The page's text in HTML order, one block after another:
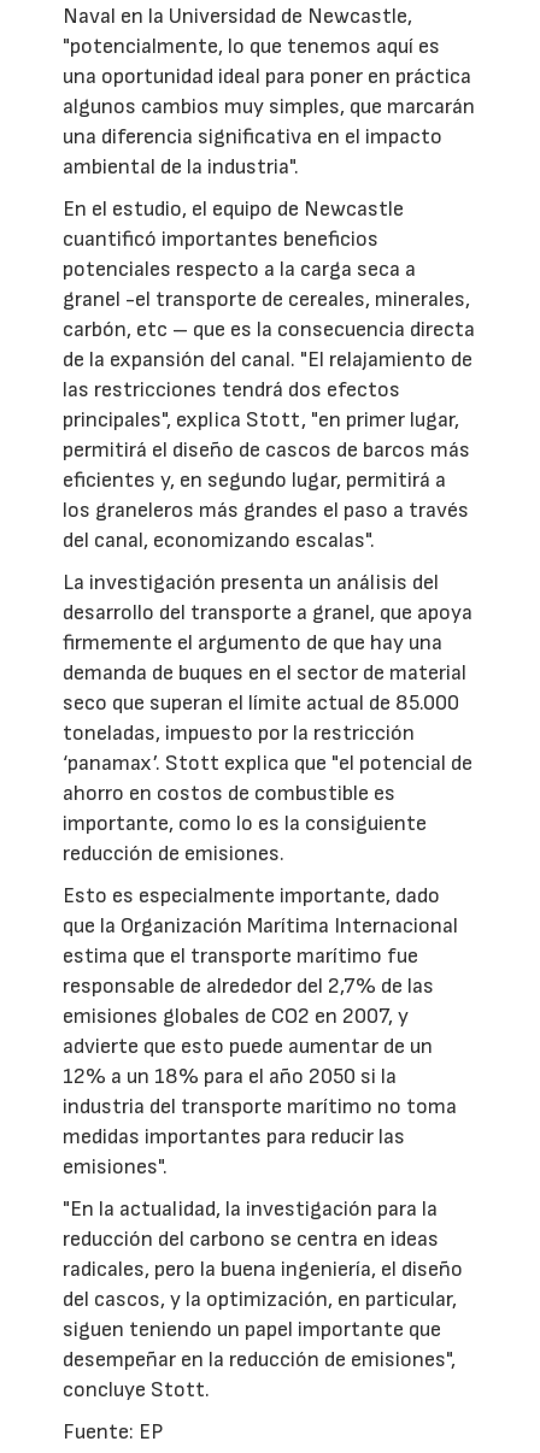
Naval en la Universidad de Newcastle,
"potencialmente, lo que tenemos aquí es
una oportunidad ideal para poner en práctica
algunos cambios muy simples, que marcarán
una diferencia significativa en el impacto
ambiental de la industria".
En el estudio, el equipo de Newcastle
cuantificó importantes beneficios
potenciales respecto a la carga seca a
granel -el transporte de cereales, minerales,
carbón, etc – que es la consecuencia directa
de la expansión del canal. "El relajamiento de
las restricciones tendrá dos efectos
principales", explica Stott, "en primer lugar,
permitirá el diseño de cascos de barcos más
eficientes y, en segundo lugar, permitirá a
los graneleros más grandes el paso a través
del canal, economizando escalas".
La investigación presenta un análisis del
desarrollo del transporte a granel, que apoya
firmemente el argumento de que hay una
demanda de buques en el sector de material
seco que superan el límite actual de 85.000
toneladas, impuesto por la restricción
‘panamax’. Stott explica que "el potencial de
ahorro en costos de combustible es
importante, como lo es la consiguiente
reducción de emisiones.
Esto es especialmente importante, dado
que la Organización Marítima Internacional
estima que el transporte marítimo fue
responsable de alrededor del 2,7% de las
emisiones globales de CO2 en 2007, y
advierte que esto puede aumentar de un
12% a un 18% para el año 2050 si la
industria del transporte marítimo no toma
medidas importantes para reducir las
emisiones".
"En la actualidad, la investigación para la
reducción del carbono se centra en ideas
radicales, pero la buena ingeniería, el diseño
del cascos, y la optimización, en particular,
siguen teniendo un papel importante que
desempeñar en la reducción de emisiones",
concluye Stott.
Fuente: EP